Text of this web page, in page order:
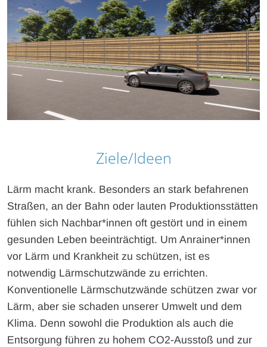
Ziele/Ideen
Lärm macht krank. Besonders an stark befahrenen
Straßen, an der Bahn oder lauten Produktionsstätten
fühlen sich Nachbar*innen oft gestört und in einem
gesunden Leben beeinträchtigt. Um Anrainer*innen
vor Lärm und Krankheit zu schützen, ist es
notwendig Lärmschutzwände zu errichten.
Konventionelle Lärmschutzwände schützen zwar vor
Lärm, aber sie schaden unserer Umwelt und dem
Klima. Denn sowohl die Produktion als auch die
Entsorgung führen zu hohem CO2-Ausstoß und zur